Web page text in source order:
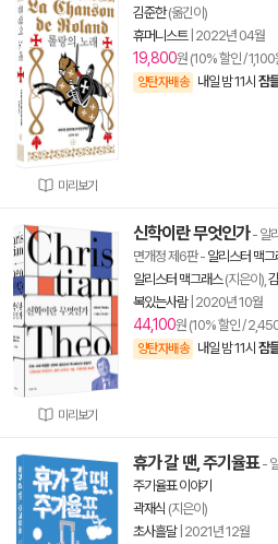
미리보기
김준한(옮긴이)
휴머니스트| 2022년 04월
19,800원 (10% 할인 / 1,100
양탄자배송 내일 밤 11시 잠
미리보기
신학이란 무엇인가- 알
면개정 제6판- 알리스터 맥
알리스터 맥그래스(지은이),
복있는사람| 2020년 10월
44,100원 (10% 할인 /
양탄자배송 내일 밤 11시 잠
휴가 갈 땐, 주기율표-
주기율표 이야기
곽재식 (지은이)
초사흘달| 2021년 12월